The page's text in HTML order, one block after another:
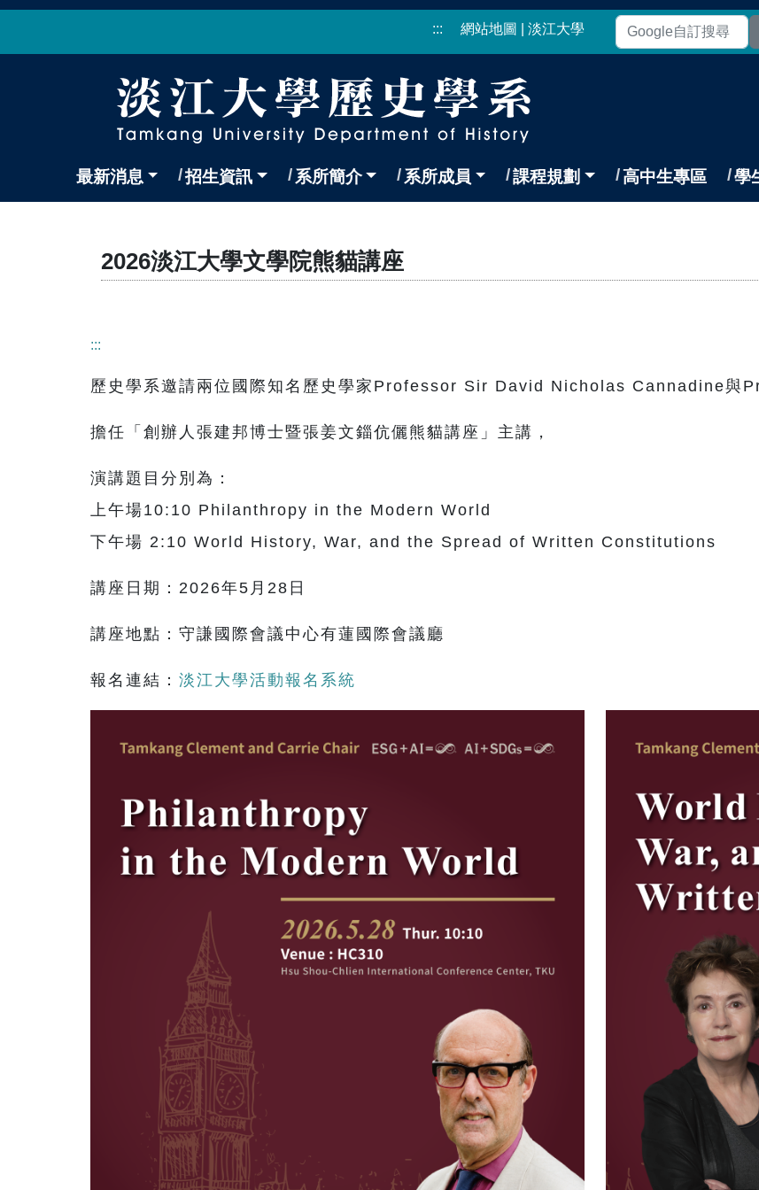
::: 網站地圖 淡江大學
最新消息 招生資訊 系所簡介 系所成員 課程規劃 高中生專區 學
2026淡江大學文學院熊貓講座
:::
歷史學系邀請兩位國際知名歷史學家Professor Sir David Nicholas Cannadine
擔任「創辦人張建邦博士暨張姜文錙伉儷熊貓講座」主講，
演講題目分別為：
上午場10:10 Philanthropy in the Modern World
下午場 2:10 World History, War, and the Spread of Written Constitutions
講座日期：2026年5月28日
講座地點：守謙國際會議中心有蓮國際會議廳
報名連結： 淡江大學活動報名系統